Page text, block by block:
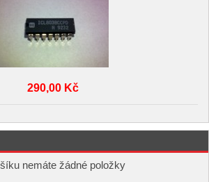
290,00 Kč
nemáte žádné položky